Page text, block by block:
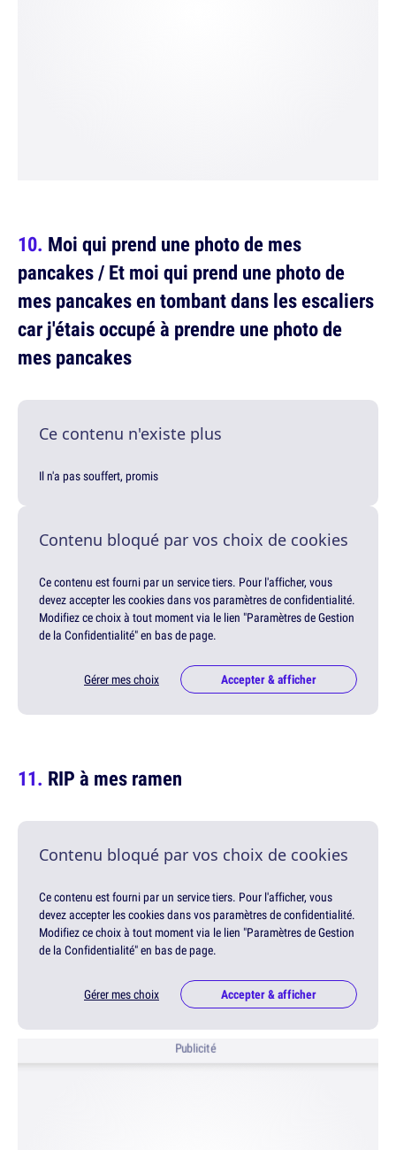
Moi qui prend une photo de mes
pancakes / Et moi qui prend une photo de
mes pancakes en tombant dans les escaliers
car j'étais occupé à prendre une photo de
mes pancakes
Ce contenu n'existe plus
Il n'a pas souffert, promis
Contenu bloqué par vos choix de cookies
Ce contenu est fourni par un service tiers. Pour l'afficher, vous
devez accepter les cookies dans vos paramètres de confidentialité.
Modifiez ce choix à tout moment via le lien "Paramètres de Gestion
de la Confidentialité" en bas de page.
Gérer mes choix Accepter & afficher
RIP à mes ramen
Contenu bloqué par vos choix de cookies
Ce contenu est fourni par un service tiers. Pour l'afficher, vous
devez accepter les cookies dans vos paramètres de confidentialité.
Modifiez ce choix à tout moment via le lien "Paramètres de Gestion
de la Confidentialité" en bas de page.
Gérer mes choix Accepter & afficher
Publicité